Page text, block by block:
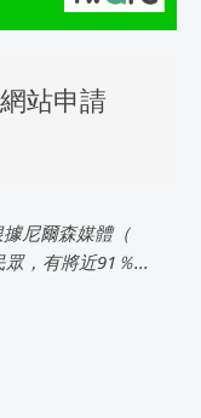
站申請
尼爾森媒體（
，有將近91％...